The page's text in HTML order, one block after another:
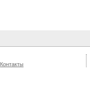
Контакты